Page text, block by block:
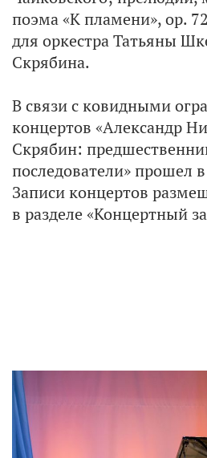
поэма «К пламени», op.
для оркестра Татьяны
Скрябина.
В связи с ковидными
концертов «Александр
Скрябин:
последователи» прошел
Записи концертов
в разделе «Концертный